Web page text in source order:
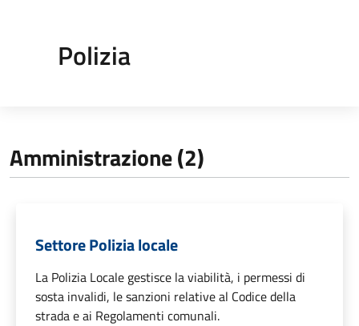
Polizia
Amministrazione (2)
Settore Polizia locale
La Polizia Locale gestisce la viabilità, i permessi di
sosta invalidi, le sanzioni relative al Codice della
strada e ai Regolamenti comunali.